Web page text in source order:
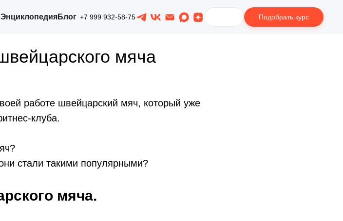
ЭнциклопедияБлог +7 999 932-58-75 Подобрать курс
мяча
работе швейцарский мяч, который уже
клуба.
стали такими популярными?
мяча.